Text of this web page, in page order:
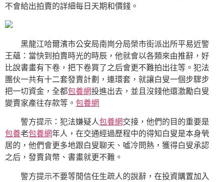
不會給出拍賣的詳細每日天期和價錢。
黑龍江哈爾濱市公安局南崗分局榮市街派出所平易近警
王蘊：當快到拍賣時光的時辰，他就會以各類來由推辭，好
比說書畫有下卷，把下卷買了之后會更不難拍出往等。犯法
團伙一共有十二套發賣計劃，連環套，就讓白叟一個步驟步
把一切資金，全都包養網投進出去，並且沒錢他還激勵白叟
變賣家產往存款等。 包養網
警方提示：犯法嫌疑人包養網交接，他們的目的重要是
包養老包養網年人，在交通經過歷程中的得知白叟是本身煢
居的，他們會更多地跟白叟聊天、噓冷問熱，獲得白叟承認
之后，發賣貨幣、書畫就更不難。
警方提示不要等閒信任生疏人的說辭，在投資購置加入